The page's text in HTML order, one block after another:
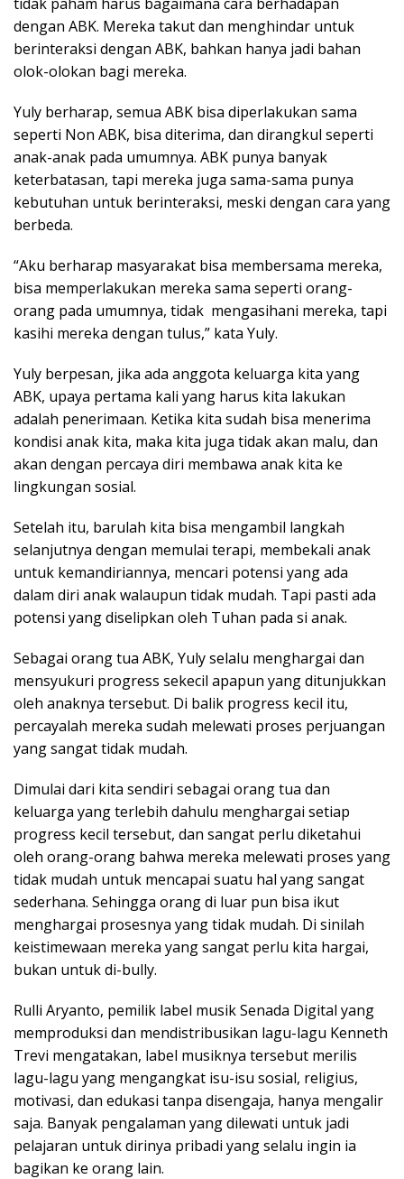
dengan ABK. Mereka takut dan menghindar untuk
berinteraksi dengan ABK, bahkan hanya jadi bahan
olok-olokan bagi mereka.
Yuly berharap, semua ABK bisa diperlakukan sama
seperti Non ABK, bisa diterima, dan dirangkul seperti
anak-anak pada umumnya. ABK punya banyak
keterbatasan, tapi mereka juga sama-sama punya
kebutuhan untuk berinteraksi, meski dengan cara yang
berbeda.
“Aku berharap masyarakat bisa membersama mereka,
bisa memperlakukan mereka sama seperti orang-
orang pada umumnya, tidak mengasihani mereka, tapi
kasihi mereka dengan tulus,” kata Yuly.
Yuly berpesan, jika ada anggota keluarga kita yang
ABK, upaya pertama kali yang harus kita lakukan
adalah penerimaan. Ketika kita sudah bisa menerima
kondisi anak kita, maka kita juga tidak akan malu, dan
akan dengan percaya diri membawa anak kita ke
lingkungan sosial.
Setelah itu, barulah kita bisa mengambil langkah
selanjutnya dengan memulai terapi, membekali anak
untuk kemandiriannya, mencari potensi yang ada
dalam diri anak walaupun tidak mudah. Tapi pasti ada
potensi yang diselipkan oleh Tuhan pada si anak.
Sebagai orang tua ABK, Yuly selalu menghargai dan
mensyukuri progress sekecil apapun yang ditunjukkan
oleh anaknya tersebut. Di balik progress kecil itu,
percayalah mereka sudah melewati proses perjuangan
yang sangat tidak mudah.
Dimulai dari kita sendiri sebagai orang tua dan
keluarga yang terlebih dahulu menghargai setiap
progress kecil tersebut, dan sangat perlu diketahui
oleh orang-orang bahwa mereka melewati proses yang
tidak mudah untuk mencapai suatu hal yang sangat
sederhana. Sehingga orang di luar pun bisa ikut
menghargai prosesnya yang tidak mudah. Di sinilah
keistimewaan mereka yang sangat perlu kita hargai,
bukan untuk di-bully.
Rulli Aryanto, pemilik label musik Senada Digital yang
memproduksi dan mendistribusikan lagu-lagu Kenneth
Trevi mengatakan, label musiknya tersebut merilis
lagu-lagu yang mengangkat isu-isu sosial, religius,
motivasi, dan edukasi tanpa disengaja, hanya mengalir
saja. Banyak pengalaman yang dilewati untuk jadi
pelajaran untuk dirinya pribadi yang selalu ingin ia
bagikan ke orang lain.